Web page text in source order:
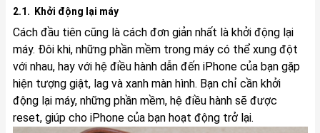
2.1. Khởi động lại máy
Cách đầu tiên cũng là cách đơn giản nhất là khởi động lại
máy. Đôi khi, những phần mềm trong máy có thể xung đột
với nhau, hay với hệ điều hành dẫn đến iPhone của bạn gặp
hiện tượng giật, lag và xanh màn hình. Bạn chỉ cần khởi
động lại máy, những phần mềm, hệ điều hành sẽ được
reset, giúp cho iPhone của bạn hoạt động trở lại.